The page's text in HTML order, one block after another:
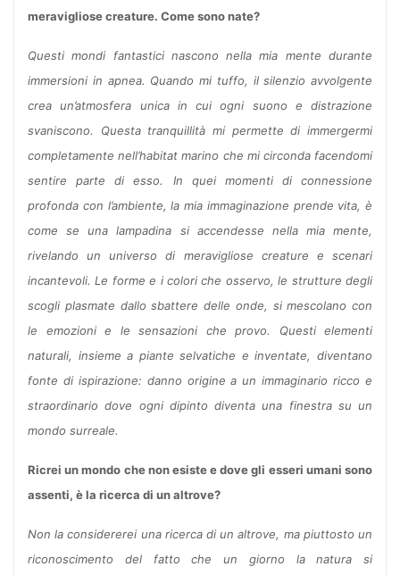
meravigliose creature. Come sono nate?
Questi mondi fantastici nascono nella mia mente durante
immersioni in apnea. Quando mi tuffo, il silenzio avvolgente
crea un’atmosfera unica in cui ogni suono e distrazione
svaniscono. Questa tranquillità mi permette di immergermi
completamente nell’habitat marino che mi circonda facendomi
sentire parte di esso. In quei momenti di connessione
profonda con l’ambiente, la mia immaginazione prende vita, è
come se una lampadina si accendesse nella mia mente,
rivelando un universo di meravigliose creature e scenari
incantevoli. Le forme e i colori che osservo, le strutture degli
scogli plasmate dallo sbattere delle onde, si mescolano con
le emozioni e le sensazioni che provo. Questi elementi
naturali, insieme a piante selvatiche e inventate, diventano
fonte di ispirazione: danno origine a un immaginario ricco e
straordinario dove ogni dipinto diventa una finestra su un
mondo surreale.
Ricrei un mondo che non esiste e dove gli esseri umani sono
assenti, è la ricerca di un altrove?
Non la considererei una ricerca di un altrove, ma piuttosto un
riconoscimento del fatto che un giorno la natura si